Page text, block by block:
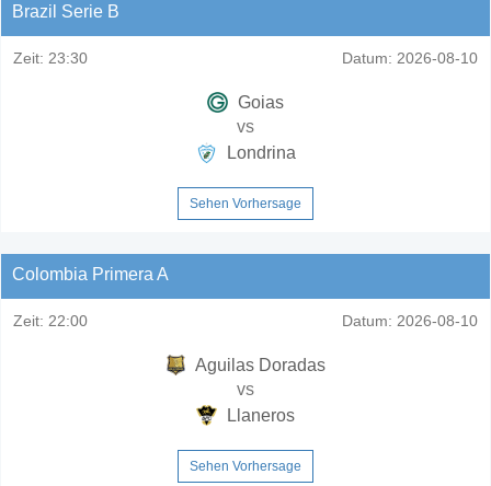
Brazil Serie B
Zeit: 23:30 Datum: 2026-08-10
Goias
vs
Londrina
Sehen Vorhersage
Colombia Primera A
Zeit: 22:00 Datum: 2026-08-10
Aguilas Doradas
vs
Llaneros
Sehen Vorhersage